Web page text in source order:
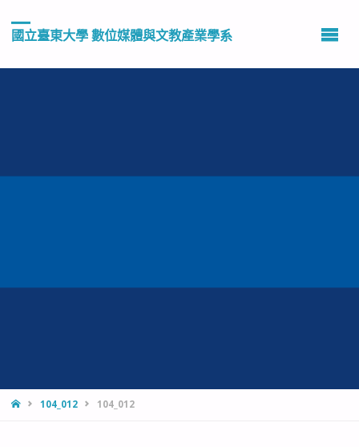
國立臺東大學 數位媒體與文教產業學系
HOME104_012 104_012